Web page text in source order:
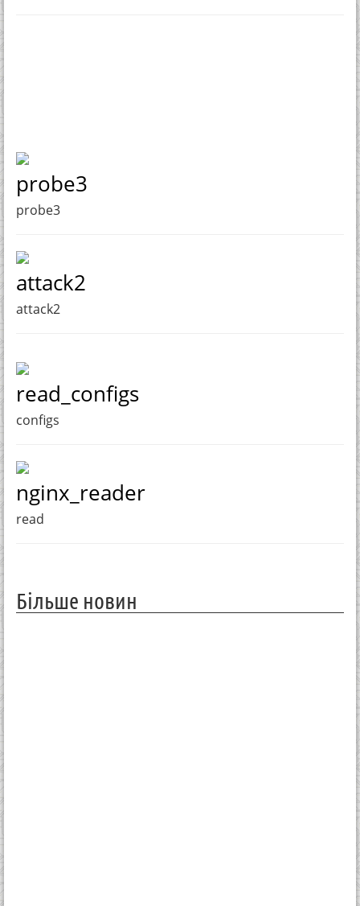
probe3
probe3
attack2
attack2
read_configs
configs
nginx_reader
read
Більше новин